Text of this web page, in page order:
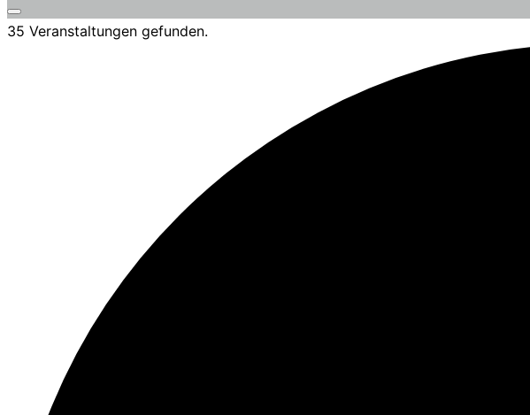
Seitenleiste
35 Veranstaltungen gefunden.